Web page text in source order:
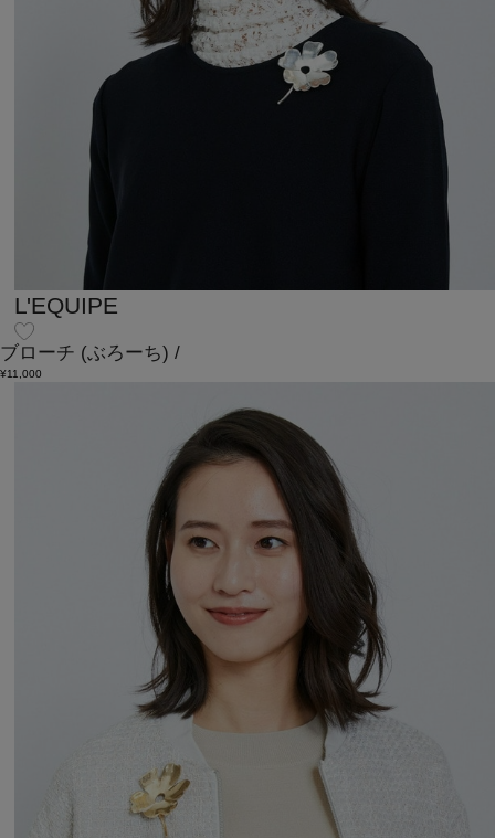
L'EQUIPE
ブローチ (ぶろーち) /
¥11,000